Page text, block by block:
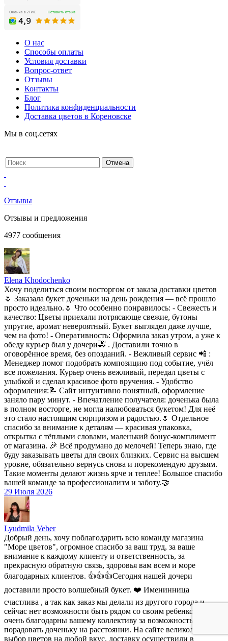
О нас
Способы оплаты
Условия доставки
Вопрос-ответ
Отзывы
Контакты
Блог
Политика конфиденциальности
Доставка цветов в Кореновске
Мы в соц.сетях
Отзывы
Отзывы и предложения
4977 сообщения
Elena Khodochenko
Хочу поделиться своим восторгом от заказа доставки цветов
🌷 Заказала букет доченьки на день рождения — всё прошло
просто идеально.🌷 Что особенно понравилось: - Свежесть и
качество: Цветы приехали потрясающе свежие, бутоны
упругие, аромат невероятный. Букет выглядел даже лучше,
чем на фото! - Оперативность: Оформила заказ утром, а уже к
обеду курьер был у дочери🚕 . Доставили точно в
оговорённое время, без опозданий. - Вежливый сервис 📲 :
Менеджер помог подобрать композицию под событие, учёл
все пожелания. Курьер очень вежливый, передал цветы с
улыбкой и сделал красивое фото вручения. - Удобство
оформления:📝 Сайт интуитивно понятный, оформление
заняло пару минут. - Впечатление получателя: доченька была
в полном восторге, не могла налюбоваться букетом! Для неё
это стало настоящим сюрпризом и радостью.🌷 Отдельное
спасибо за внимание к деталям — красивая упаковка,
открытка с тёплыми словами, маленький бонус-комплимент
от магазина. 🎉 Всё продумано до мелочей! Теперь знаю, где
буду заказывать цветы для своих близких. Сервис на высшем
уровне, обязательно вернусь снова и порекомендую друзьям.
Такие моменты делают жизнь ярче и теплее! Большое спасибо
вашей команде за профессионализм и заботу.🤝
29 Июля 2026
Lyudmila Veber
Добрый день, хочу поблагодарить всю команду магазина
"Море цветов", огромное спасибо за ваш труд, за ваше
внимание к каждому клиенту и ответственность, за
прекрасную обратную связь, здоровья вам всем и море
благодарных клиентов. 👍👍👍Сегодня нашей дочери
доставили просто волшебный букет. ❤️ Именинница
счастлива , а так как заказ мы делали из другого города и
сейчас нет возможности быть рядом со своим ребенком, то мы
очень благодарны вашему коллективу за возможность
порадовать доченьку на расстоянии. На сайте великолепный
выбор цветов на любой вкус, доставку осуществили в